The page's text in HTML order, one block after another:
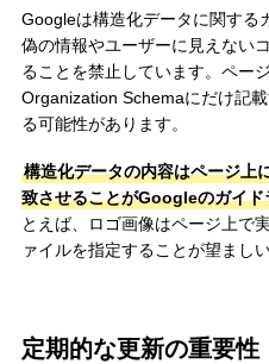
Googleは構造化データに関する
偽の情報やユーザーに見えない
ることを禁止しています。ペー
Organization Schemaにだけ記
る可能性があります。
構造化データの内容はページ上
致させることがGoogleのガイ
とえば、ロゴ画像はページ上で
ァイルを指定することが望ましい
定期的な更新の重要性